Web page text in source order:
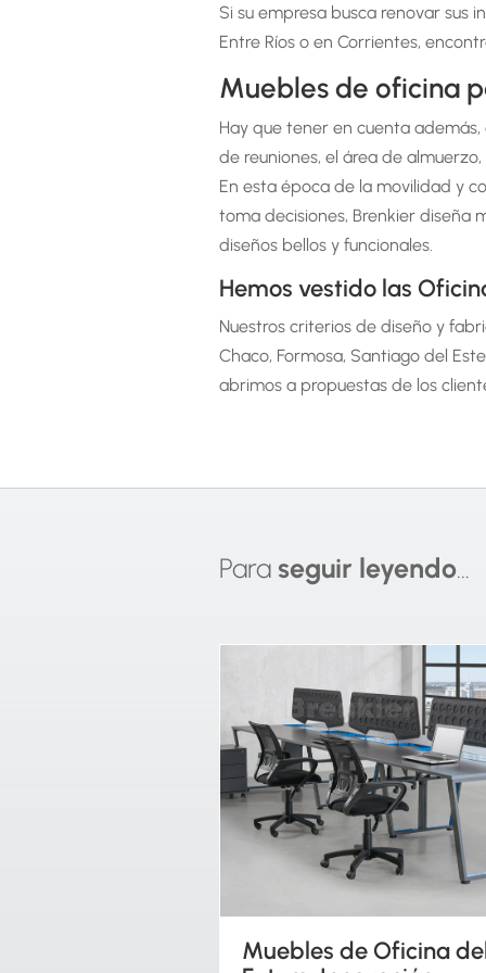
Si su empresa busca renovar sus
Entre Ríos o en Corrientes,
Muebles de oficina
Hay que tener en cuenta
de reuniones, el área de almuerzo,
En esta época de la movilidad y
toma decisiones, Brenkier diseña
diseños bellos y funcionales.
Hemos vestido las
Nuestros criterios de diseño y
Chaco, Formosa, Santiago del
abrimos a propuestas de los
Para seguir leyendo…
Funcionalidad en el